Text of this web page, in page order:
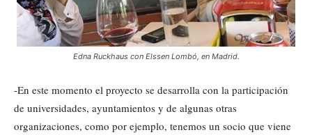
Edna Ruckhaus con Elssen Lombó, en Madrid.
-En este momento el proyecto se desarrolla con la participación
de universidades, ayuntamientos y de algunas otras
organizaciones, como por ejemplo, tenemos un socio que viene